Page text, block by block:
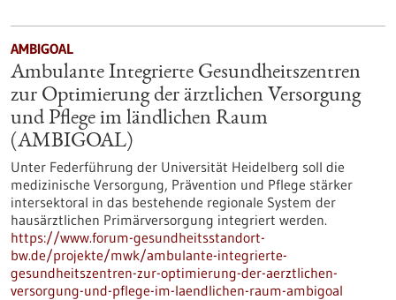
AMBIGOAL
Ambulante Integrierte Gesundheitszentren
zur Optimierung der ärztlichen Versorgung
und Pflege im ländlichen Raum
(AMBIGOAL)
Unter Federführung der Universität Heidelberg soll die
medizinische Versorgung, Prävention und Pflege stärker
intersektoral in das bestehende regionale System der
hausärztlichen Primärversorgung integriert werden.
https://www.forum-gesundheitsstandort-
bw.de/projekte/mwk/ambulante-integrierte-
gesundheitszentren-zur-optimierung-der-aerztlichen-
versorgung-und-pflege-im-laendlichen-raum-ambigoal